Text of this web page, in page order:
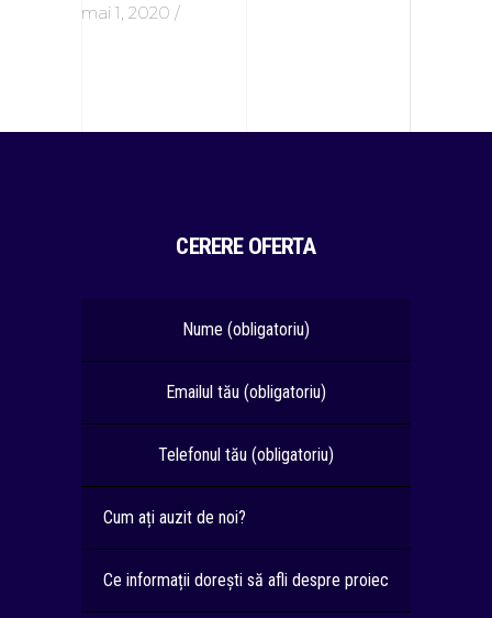
mai 1, 2020
CERERE OFERTA